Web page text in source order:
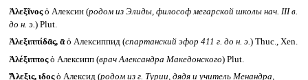
Ἀλεξῖνοςὁ Алексин (родом из Элиды, философ мегарской школы нач. III в.
до н. э.) Plut.
Ἀλεξιππίδᾱς, ᾱὁ Алексиппид (спартанский эфор 411 г. до н. э.) Thuc., Xen.
Ἀλέξιπποςὁ Алексипп (врач Александра Македонского) Plut.
Ἄλεξις, ιδοςὁ Алексид (родом из г. Турии, дядя и учитель Менандра,